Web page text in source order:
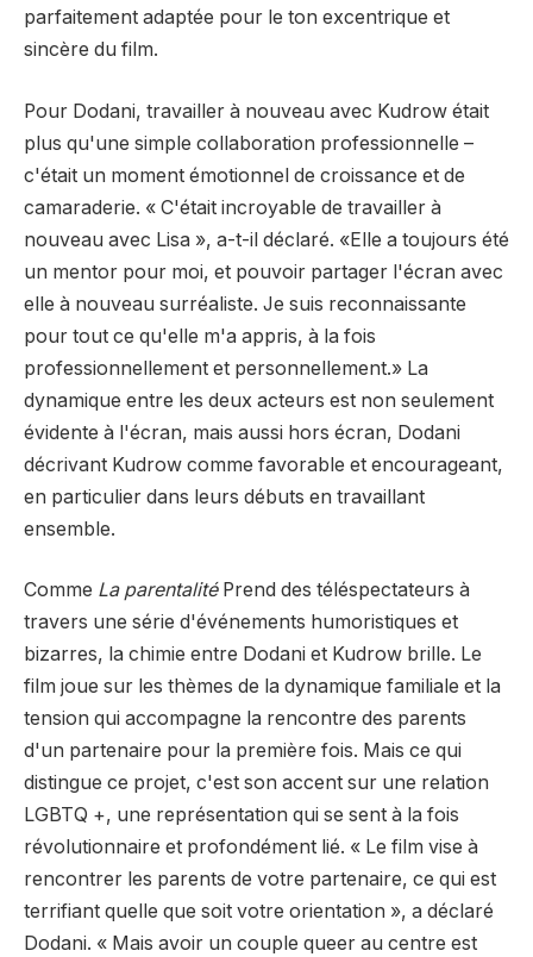
parfaitement adaptée pour le ton excentrique et
sincère du film.
Pour Dodani, travailler à nouveau avec Kudrow était
plus qu'une simple collaboration professionnelle –
c'était un moment émotionnel de croissance et de
camaraderie. « C'était incroyable de travailler à
nouveau avec Lisa », a-t-il déclaré. «Elle a toujours été
un mentor pour moi, et pouvoir partager l'écran avec
elle à nouveau surréaliste. Je suis reconnaissante
pour tout ce qu'elle m'a appris, à la fois
professionnellement et personnellement.» La
dynamique entre les deux acteurs est non seulement
évidente à l'écran, mais aussi hors écran, Dodani
décrivant Kudrow comme favorable et encourageant,
en particulier dans leurs débuts en travaillant
ensemble.
Comme La parentalitéPrend des téléspectateurs à
travers une série d'événements humoristiques et
bizarres, la chimie entre Dodani et Kudrow brille. Le
film joue sur les thèmes de la dynamique familiale et la
tension qui accompagne la rencontre des parents
d'un partenaire pour la première fois. Mais ce qui
distingue ce projet, c'est son accent sur une relation
LGBTQ +, une représentation qui se sent à la fois
révolutionnaire et profondément lié. « Le film vise à
rencontrer les parents de votre partenaire, ce qui est
terrifiant quelle que soit votre orientation », a déclaré
Dodani. « Mais avoir un couple queer au centre est